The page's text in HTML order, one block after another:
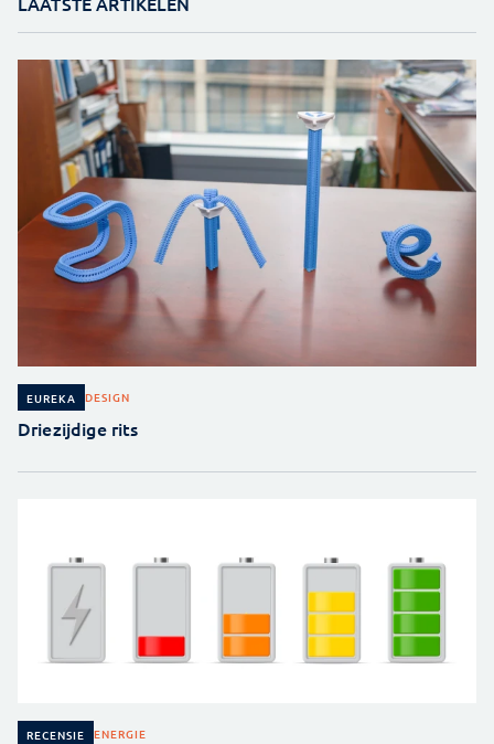
EUREKA DESIGN
Driezijdige rits
RECENSIE ENERGIE